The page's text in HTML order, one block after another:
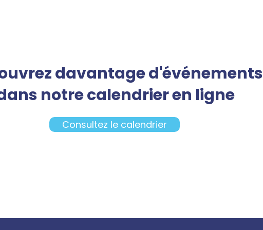
davantage d'événements
notre calendrier en ligne
Consultez le calendrier